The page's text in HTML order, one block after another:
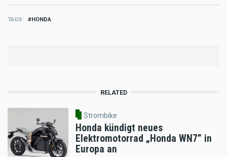
TAGS HONDA
RELATED
Strombike
Honda kündigt neues
Elektromotorrad „Honda WN7” in
Europa an